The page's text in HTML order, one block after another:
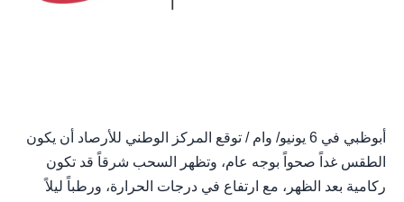
أبوظبي في 6 يونيو/ وام / توقع المركز الوطني للأرصاد أن يكون
الطقس غداً صحواً بوجه عام، وتظهر السحب شرقاً قد تكون
ركامية بعد الظهر، مع ارتفاع في درجات الحرارة، ورطباً ليلاً